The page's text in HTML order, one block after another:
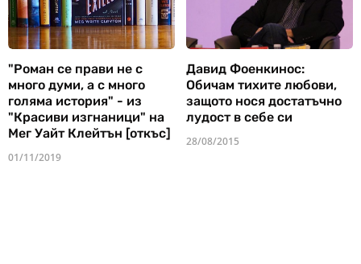
"Роман се прави не с
много думи, а с много
голяма история" - из
"Красиви изгнаници" на
Мег Уайт Клейтън [откъс]
01/11/2019
Давид Фоенкинос:
Обичам тихите любови,
защото нося достатъчно
лудост в себе си
28/08/2015